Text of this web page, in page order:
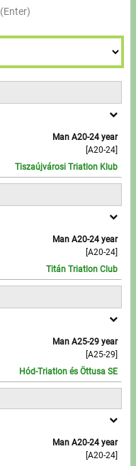
(Enter)
Man A20-24 year
[A20-24]
Tiszaújvárosi Triatlon Klub
Man A20-24 year
[A20-24]
Titán Triatlon Club
Man A25-29 year
[A25-29]
Hód-Triatlon és Öttusa SE
Man A20-24 year
[A20-24]